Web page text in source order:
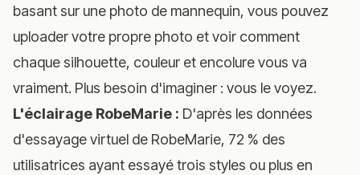
basant sur une photo de mannequin, vous pouvez
uploader votre propre photo et voir comment
chaque silhouette, couleur et encolure vous va
vraiment. Plus besoin d'imaginer : vous le voyez.
L'éclairage RobeMarie : D'après les données
d'essayage virtuel de RobeMarie, 72 % des
utilisatrices ayant essayé trois styles ou plus en